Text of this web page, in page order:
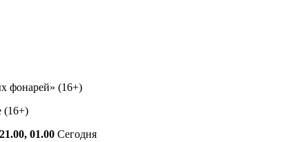
фонарей» (16+)
(16+)
01.00 Сегодня